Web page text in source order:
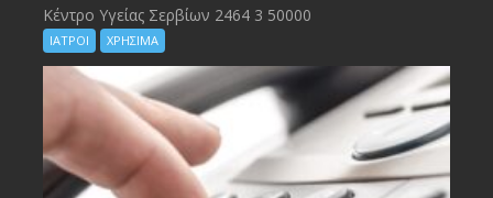
Kέντρο Υγείας Σερβίων 2464 3 50000
ΙΑΤΡΟΙ ΧΡΗΣΙΜΑ